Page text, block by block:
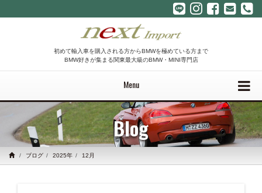
初めて輸入車を購入される方からBMWを極めている方まで
BMW好きが集まる関東最大級のBMW・MINI専門店
Menu
Blog
ブログ 2025年 12月